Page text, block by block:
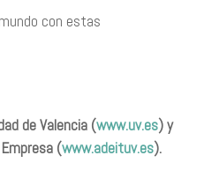
con estas
de Valencia (www.uv.es) y
(www.adeituv.es).